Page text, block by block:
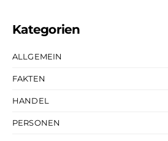
Kategorien
ALLGEMEIN
FAKTEN
HANDEL
PERSONEN